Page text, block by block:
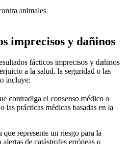
animales
imprecisos y dañinos
fácticos imprecisos y dañinos
a la salud, la seguridad o las
incluye:
contradiga el consenso médico o
las prácticas médicas basadas en la
represente un riesgo para la
de catástrofes erróneas o